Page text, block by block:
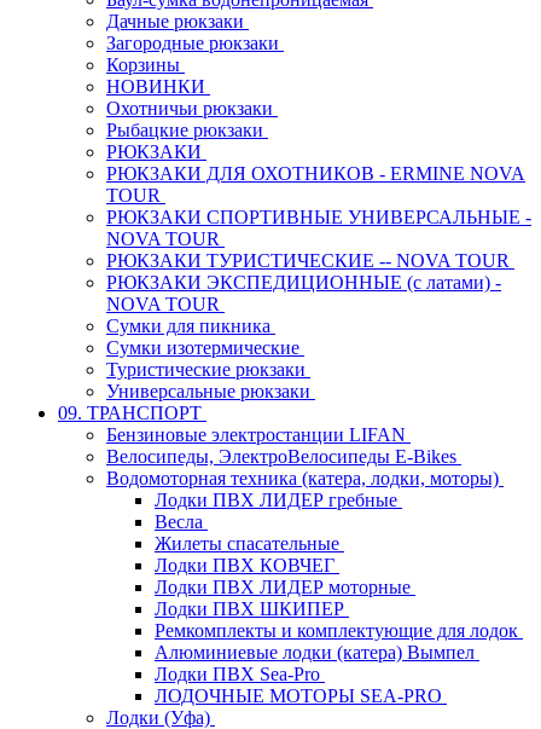
Дачные рюкзаки
Загородные рюкзаки
Корзины
НОВИНКИ
Охотничьи рюкзаки
Рыбацкие рюкзаки
РЮКЗАКИ
РЮКЗАКИ ДЛЯ ОХОТНИКОВ - ERMINE NOVA
TOUR
РЮКЗАКИ СПОРТИВНЫЕ УНИВЕРСАЛЬНЫЕ -
NOVA TOUR
РЮКЗАКИ ТУРИСТИЧЕСКИЕ -- NOVA TOUR
РЮКЗАКИ ЭКСПЕДИЦИОННЫЕ (с латами) -
NOVA TOUR
Сумки для пикника
Сумки изотермические
Туристические рюкзаки
Универсальные рюкзаки
09. ТРАНСПОРТ
Бензиновые электростанции LIFAN
Велосипеды, ЭлектроВелосипеды E-Bikes
Водомоторная техника (катера, лодки, моторы)
Лодки ПВХ ЛИДЕР гребные
Весла
Жилеты спасательные
Лодки ПВХ КОВЧЕГ
Лодки ПВХ ЛИДЕР моторные
Лодки ПВХ ШКИПЕР
Ремкомплекты и комплектующие для лодок
Алюминиевые лодки (катера) Вымпел
Лодки ПВХ Sea-Pro
ЛОДОЧНЫЕ МОТОРЫ SEA-PRO
Лодки (Уфа)